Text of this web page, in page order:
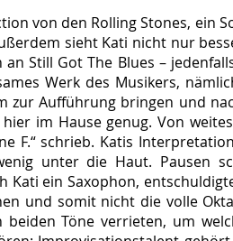
von den Rolling Stones, ein
sieht Kati nicht nur
Still Got The Blues –
Werk des Musikers,
zur Aufführung bringen und
im Hause genug. Von
F.“ schrieb. Katis
unter die Haut. Pausen
Kati ein Saxophon,
und somit nicht die volle
Töne verrieten, um